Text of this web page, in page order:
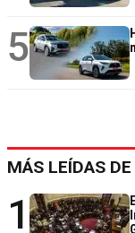
5
MÁS LEÍDAS DE
1